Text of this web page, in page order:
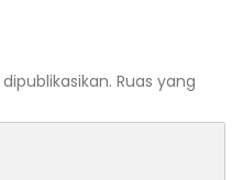
Ruas yang